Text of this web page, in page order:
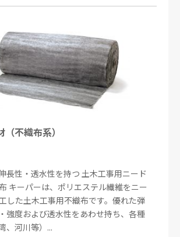
不織布系）
長性・透水性を持つ 土木工事用ニード
キーパーは、ポリエステル繊維をニー
した土木工事用不織布です。優れた弾
強度および透水性をあわせ持ち、各種
、河川等）...